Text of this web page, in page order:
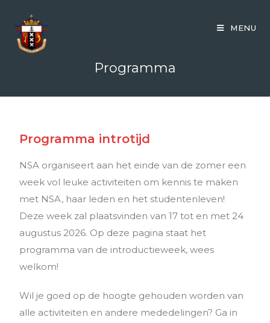
MENU
Programma
Programma introtijd
NSA organiseert aan het einde van de zomer een
week vol leuke activiteiten om kennis te maken
met NSA, haar leden en het studentenleven!
Deze week zal plaatsvinden van 17 tot en met 24
augustus 2026. Op deze pagina staat het
programma van de introductieweek, wees
welkom!
Wil je goed op de hoogte gehouden worden van
alle activiteiten en andere mededelingen? Ga in